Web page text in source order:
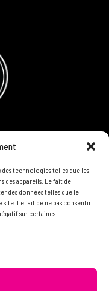
technologies telles que les
appareils. Le fait de
des données telles que le
Le fait de ne pas consentir
sur certaines